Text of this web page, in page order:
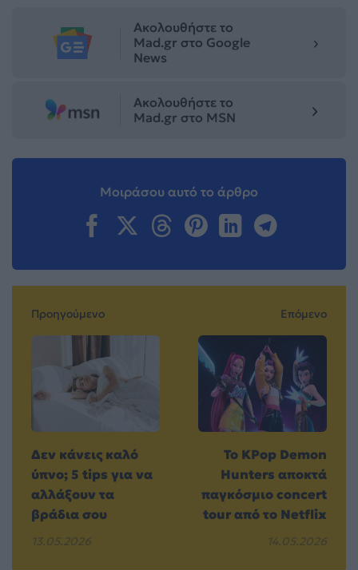
Ακολουθήστε το
Mad.gr στο Google
News
Ακολουθήστε το
Mad.gr στο MSN
Μοιράσου αυτό το άρθρο
Προηγούμενο
Δεν κάνεις καλό
ύπνο; 5 tips για να
αλλάξουν τα
βράδια σου
13.05.2026
Επόμενο
Το KPop Demon
Hunters αποκτά
παγκόσμιο concert
tour από το Netflix
14.05.2026